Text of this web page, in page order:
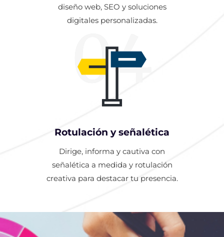
diseño web, SEO y soluciones
digitales personalizadas.
Rotulación y señalética
04
Dirige, informa y cautiva con
señalética a medida y rotulación
creativa para destacar tu presencia.